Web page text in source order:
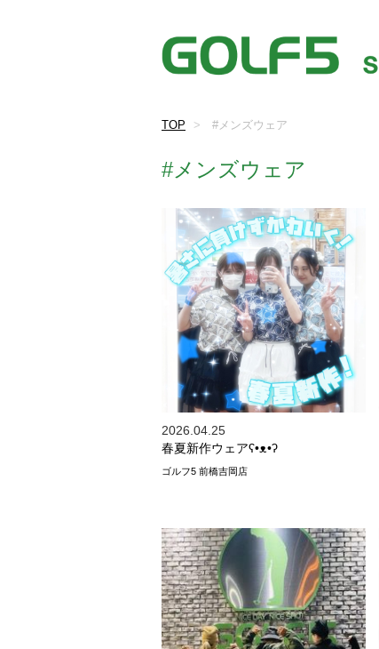
TOP #メンズウェア
#メンズウェア
2026.04.25
春夏新作ウェアʕ•ᴥ•ʔ
ゴルフ5 前橋吉岡店